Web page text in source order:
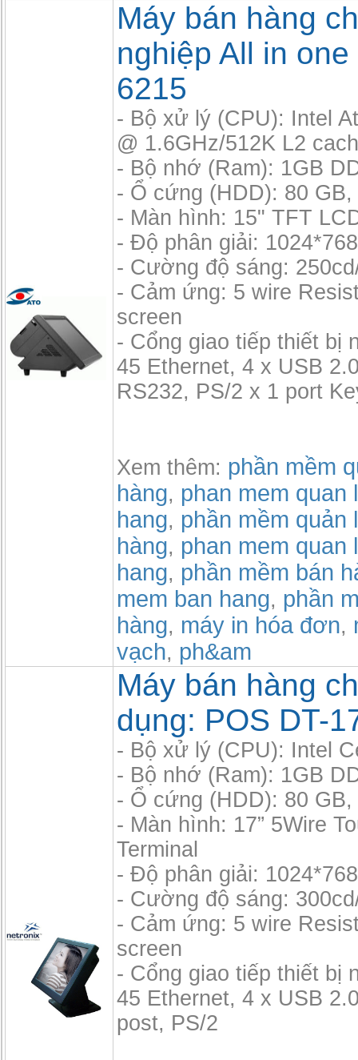
Máy bán hàng
nghiệp All in one
6215
- Bộ xử lý (CPU): Intel
@ 1.6GHz/512K L2
- Bộ nhớ (Ram): 1GB
- Ổ cứng (HDD): 80 GB,
- Màn hình: 15" TFT
- Độ phân giải:
- Cường độ sáng:
- Cảm ứng: 5 wire
screen
- Cổng giao tiếp thiết bị
45 Ethernet, 4 x USB
RS232, PS/2 x 1 port
Xem thêm: phần mềm
hàng, phan mem quan
hang, phần mềm quản
hàng, phan mem quan
hang, phần mềm bán
mem ban hang, phần
hàng, máy in hóa đơn,
vạch, ph&am
Máy bán hàng
dụng: POS DT-
- Bộ xử lý (CPU): Intel
- Bộ nhớ (Ram): 1GB
- Ổ cứng (HDD): 80 GB,
- Màn hình: 17” 5Wire
Terminal
- Độ phân giải:
- Cường độ sáng:
- Cảm ứng: 5 wire
screen
- Cổng giao tiếp thiết bị
45 Ethernet, 4 x USB
post, PS/2